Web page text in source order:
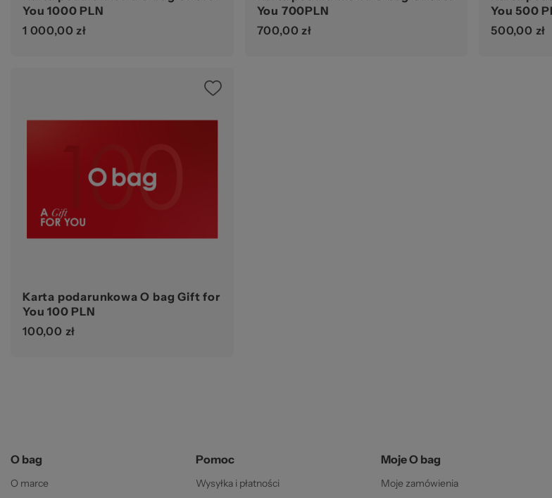
©
You 1000 PLN
1 000,00 zł
You 700PLN
700,00 zł
You 500
500,00 zł
Karta podarunkowa O bag Gift for
You 100 PLN
100,00 zł
O bag
O marce
Pomoc
Wysyłka i płatności
Moje O bag
Moje zamówienia